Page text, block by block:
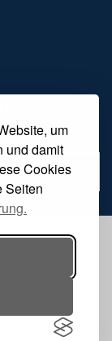
um
und damit
Cookies
Seiten